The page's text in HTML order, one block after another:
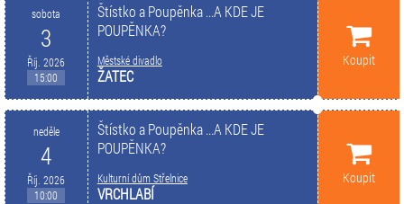
sobota
3
Říj. 2026
15:00
Štístko a Poupěnka ...A KDE JE
POUPĚNKA?
Městské divadlo
ŽATEC
Koupit
neděle
4
Říj. 2026
10:00
Štístko a Poupěnka ...A KDE JE
POUPĚNKA?
Kulturní dům Střelnice
VRCHLABÍ
Koupit